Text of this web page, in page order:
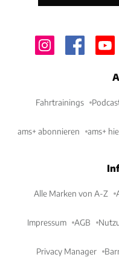
Fahrtrainings
ams+ abonnieren ams+
Alle Marken von A-Z
Impressum AGB
Privacy Manager